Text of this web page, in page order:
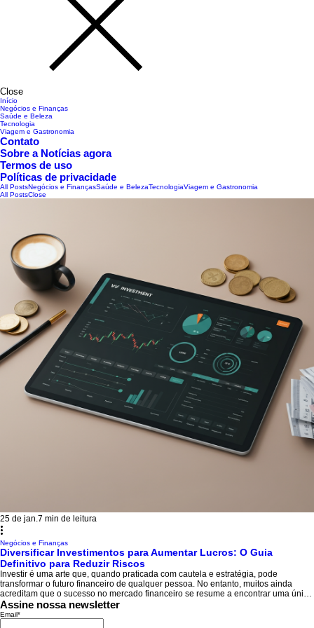
Close
Início
Negócios e Finanças
Saúde e Beleza
Tecnologia
Viagem e Gastronomia
Contato
Sobre a Notícias agora
Termos de uso
Políticas de privacidade
All PostsNegócios e FinançasSaúde e BelezaTecnologiaViagem e Gastronomia
All PostsClose
25 de jan.7 min de leitura
Negócios e Finanças
Diversificar Investimentos para Aumentar Lucros: O Guia
Definitivo para Reduzir Riscos
Investir é uma arte que, quando praticada com cautela e estratégia, pode
transformar o futuro financeiro de qualquer pessoa. No entanto, muitos ainda
acreditam que o sucesso no mercado financeiro se resume a encontrar uma única
"grande aposta". A verdade é que uma das abordagens mais eficazes e seguras
para garantir estabilidade econômica é diversificar investimentos para aumentar
Assine nossa newsletter
Email*